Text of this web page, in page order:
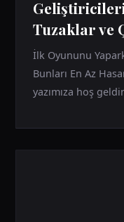
Tuzaklar ve
İlk Oyununu
Bunları En Az
yazımıza hoş